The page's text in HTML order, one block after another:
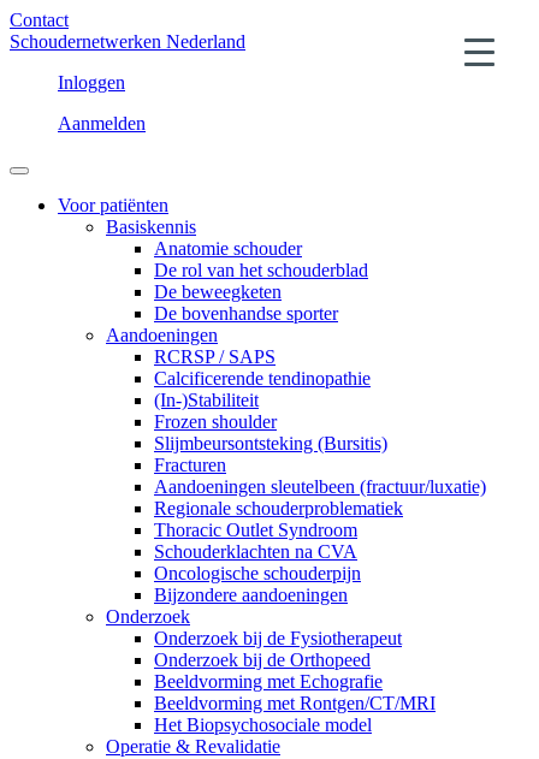
Contact
Schoudernetwerken Nederland
Inloggen
Aanmelden
Voor patiënten
Basiskennis
Anatomie schouder
De rol van het schouderblad
De beweegketen
De bovenhandse sporter
Aandoeningen
RCRSP / SAPS
Calcificerende tendinopathie
(In-)Stabiliteit
Frozen shoulder
Slijmbeursontsteking (Bursitis)
Fracturen
Aandoeningen sleutelbeen (fractuur/luxatie)
Regionale schouderproblematiek
Thoracic Outlet Syndroom
Schouderklachten na CVA
Oncologische schouderpijn
Bijzondere aandoeningen
Onderzoek
Onderzoek bij de Fysiotherapeut
Onderzoek bij de Orthopeed
Beeldvorming met Echografie
Beeldvorming met Rontgen/CT/MRI
Het Biopsychosociale model
Operatie & Revalidatie